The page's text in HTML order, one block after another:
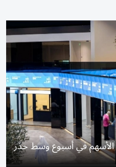
الأسهم في أسبوع وسط حذر